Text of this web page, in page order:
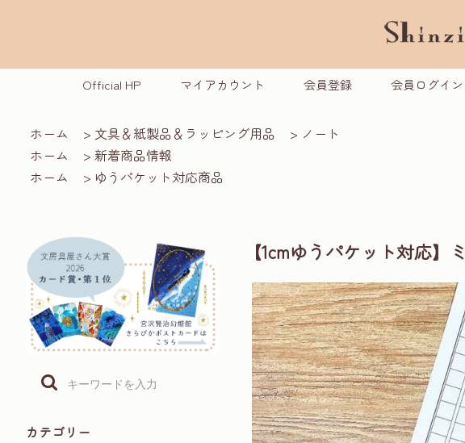
Official HP マイアカウント 会員登録 会員ログイン
ホーム > 文具＆紙製品＆ラッピング用品 > ノート
ホーム
> 新着商品情報
ホーム
> ゆうパケット対応商品
カテゴリー
【1cmゆうパケット対応